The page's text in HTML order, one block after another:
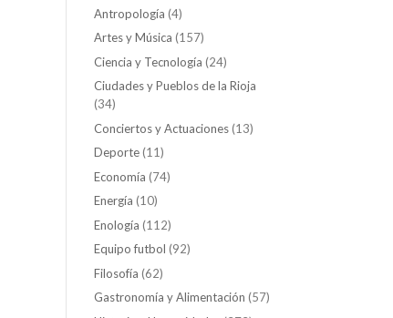
Antropología (4)
Artes y Música (157)
Ciencia y Tecnología (24)
Ciudades y Pueblos de la Rioja
(34)
Conciertos y Actuaciones (13)
Deporte (11)
Economía (74)
Energía (10)
Enología (112)
Equipo futbol (92)
Filosofía (62)
Gastronomía y Alimentación (57)